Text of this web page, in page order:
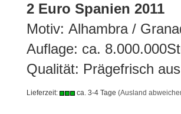
2 Euro Spanien 2011
Motiv: Alhambra /
Auflage: ca.
Qualität: Prägefrisch
Lieferzeit: ca. 3-4 Tage (Ausland